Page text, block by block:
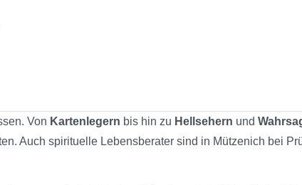
Von Kartenlegern bis hin zu Hellsehern und
Auch spirituelle Lebensberater sind in Mützenich bei